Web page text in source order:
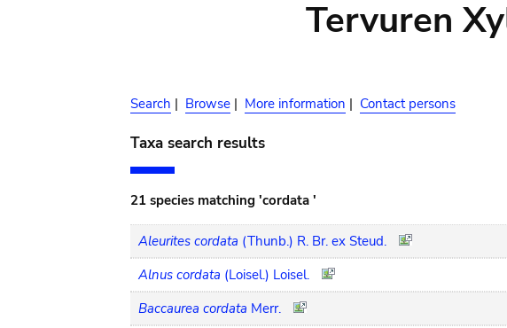
Tervuren
Search | Browse | More information | Contact persons
Taxa search results
21 species matching 'cordata '
Aleurites cordata (Thunb.) R. Br. ex Steud.
Alnus cordata (Loisel.) Loisel.
Baccaurea cordata Merr.